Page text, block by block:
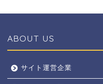
ABOUT US
サイト運営企業